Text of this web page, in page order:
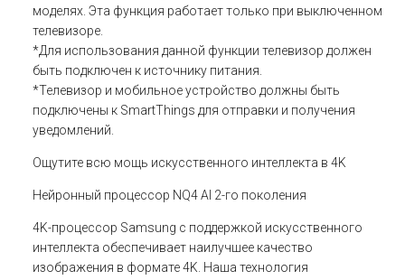
моделях. Эта функция работает только при выключенном
телевизоре.
*Для использования данной функции телевизор должен
быть подключен к источнику питания.
*Телевизор и мобильное устройство должны быть
подключены к SmartThings для отправки и получения
уведомлений.
Ощутите всю мощь искусственного интеллекта в 4K
Нейронный процессор NQ4 AI 2-го поколения
4K-процессор Samsung с поддержкой искусственного
интеллекта обеспечивает наилучшее качество
изображения в формате 4K. Наша технология